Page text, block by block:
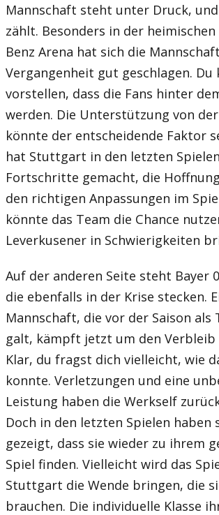
Mannschaft steht unter Druck,
zählt. Besonders in der heimischen
Benz Arena hat sich die
Vergangenheit gut geschlagen.
vorstellen, dass die Fans hinter
werden. Die Unterstützung von
könnte der entscheidende Faktor
hat Stuttgart in den letzten
Fortschritte gemacht, die
den richtigen Anpassungen im
könnte das Team die Chance
Leverkusener in Schwierigkeiten
Auf der anderen Seite steht Bayer
die ebenfalls in der Krise stecken.
Mannschaft, die vor der Saison
galt, kämpft jetzt um den Verbleib
Klar, du fragst dich vielleicht, wie
konnte. Verletzungen und eine
Leistung haben die Werkself
Doch in den letzten Spielen haben
gezeigt, dass sie wieder zu ihrem
Spiel finden. Vielleicht wird das
Stuttgart die Wende bringen, die
brauchen. Die individuelle Klasse